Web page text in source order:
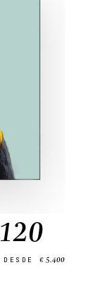
DESDE € 5.400